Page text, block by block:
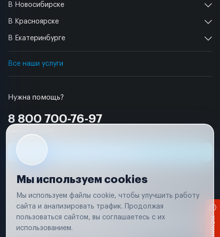
Нужна помощь?
8 800 700-76-97
В Новосибирске
В Красноярске
В Екатеринбурге
Все наши услуги
Условия использования
Удаление аккаунта
Вся информация, представленная на сайте, носит исключительно
соответствии с положениями статьи 437 (п. 2) Гражданского кодекса
Мы используем cookies
Мы используем файлы cookie, чтобы улучшить работу
сайта и анализировать трафик. Продолжая
пользоваться сайтом, вы соглашаетесь с их
использованием.